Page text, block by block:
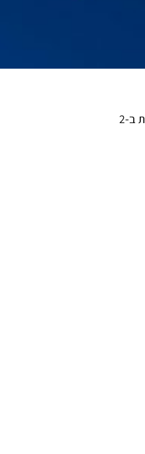
בית אבות נאות אבי, תל אביב הינו בית אבות בתל-אביב-יפו המכיל 88 מיטות ב-2